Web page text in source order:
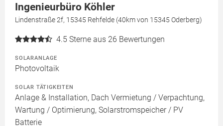
Ingenieurbüro Köhler
Lindenstraße 2f, 15345 Rehfelde (40km von 15345 Oderberg)
4.5 Sterne aus 26 Bewertungen
SOLARANLAGE
Photovoltaik
SOLAR TÄTIGKEITEN
Anlage & Installation, Dach Vermietung / Verpachtung,
Wartung / Optimierung, Solarstromspeicher / PV
Batterie